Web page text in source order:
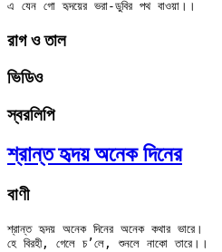
রাগ ও তাল
ভিডিও
স্বরলিপি
শ্রান্ত হৃদয় অনেক দিনের
বাণী
শ্রান্ত হৃদয় অনেক দিনের অনেক কথার ভারে।
হে বিরহী, গেলে চ’লে, শুনলে নাকো তারে।।